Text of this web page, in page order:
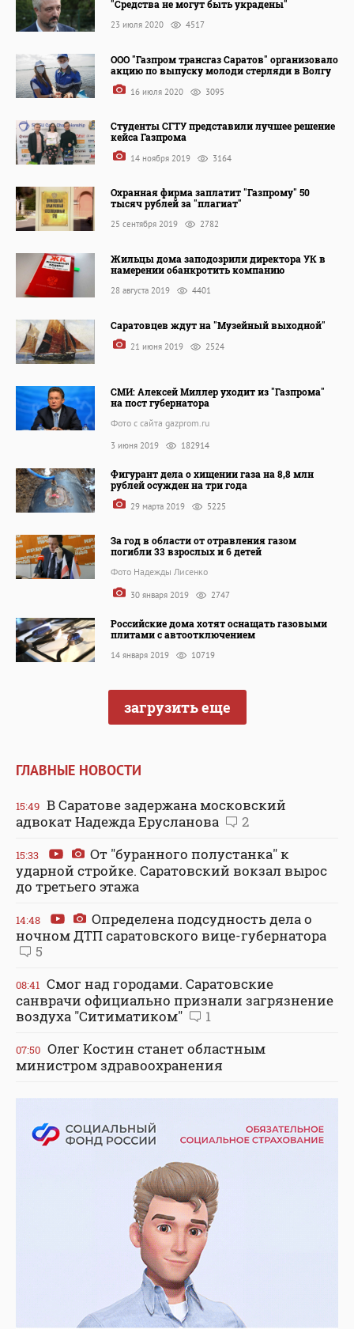
"Средства не могут быть украдены"
23 июля 2020 4517
ООО "Газпром трансгаз Саратов" организовало
акцию по выпуску молоди стерляди в Волгу
16 июля 2020 3095
Студенты СГТУ представили лучшее решение
кейса Газпрома
14 ноября 2019 3164
Охранная фирма заплатит "Газпрому" 50
тысяч рублей за "плагиат"
25 сентября 2019 2782
Жильцы дома заподозрили директора УК в
намерении обанкротить компанию
28 августа 2019 4401
Саратовцев ждут на "Музейный выходной"
21 июня 2019 2524
СМИ: Алексей Миллер уходит из "Газпрома"
на пост губернатора
Фото с сайта gazprom.ru
3 июня 2019 182914
Фигурант дела о хищении газа на 8,8 млн
рублей осужден на три года
29 марта 2019 5225
За год в области от отравления газом
погибли 33 взрослых и 6 детей
Фото Надежды Лисенко
30 января 2019 2747
Российские дома хотят оснащать газовыми
плитами с автоотключением
14 января 2019 10719
загрузить еще
ГЛАВНЫЕ НОВОСТИ
15:49 В Саратове задержана московский
адвокат Надежда Ерусланова
2
15:33
От "буранного полустанка" к
ударной стройке. Саратовский вокзал вырос
до третьего этажа
14:48
Определена подсудность дела о
ночном ДТП саратовского вице-губернатора
5
08:41 Смог над городами. Саратовские
санврачи официально признали загрязнение
воздуха "Ситиматиком"
1
07:50 Олег Костин станет областным
министром здравоохранения